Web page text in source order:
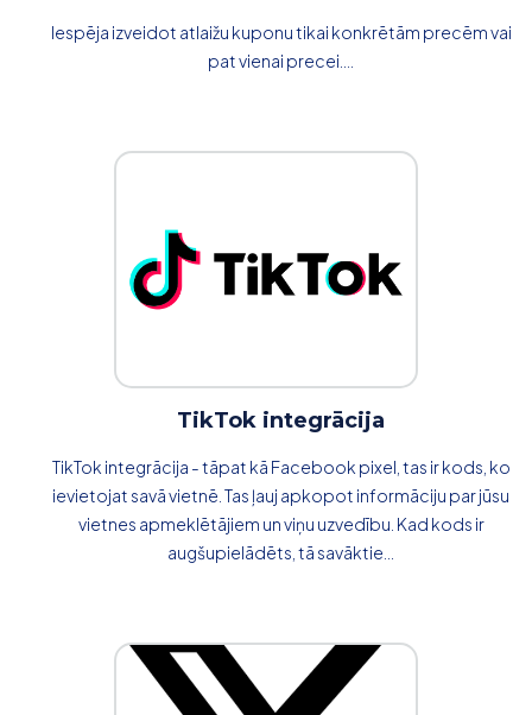
Iespēja izveidot atlaižu kuponu tikai konkrētām precēm vai
pat vienai precei....
TikTok integrācija
TikTok integrācija - tāpat kā Facebook pixel, tas ir kods, ko
ievietojat savā vietnē. Tas ļauj apkopot informāciju par jūsu
vietnes apmeklētājiem un viņu uzvedību. Kad kods ir
augšupielādēts, tā savāktie...